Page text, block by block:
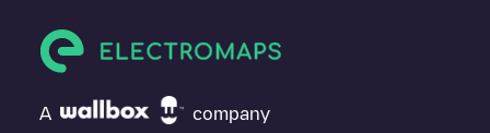
A company